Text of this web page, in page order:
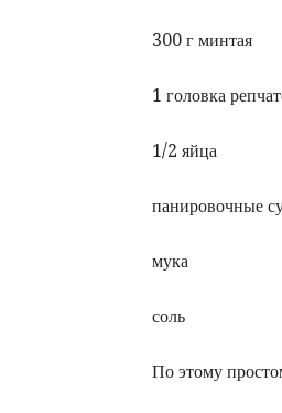
300 г минтая
1 головка
1/2 яйца
панировочные
мука
соль
По этому